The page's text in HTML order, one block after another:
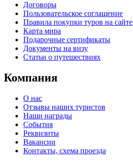
Договоры
Пользовательское соглашение
Правила покупки туров на сайте
Карта мира
Подарочные сертификаты
Документы на визу
Статьи о путешествиях
Компания
О нас
Отзывы наших туристов
Наши награды
События
Реквизиты
Вакансии
Контакты, схема проезда